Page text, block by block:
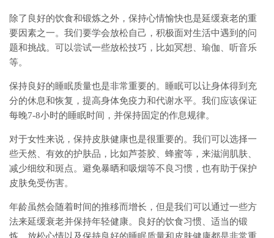
除了良好的饮食和锻炼之外，保持心情愉快也是延缓衰老的重
要因素之一。我们要学会放松自己，积极面对生活中遇到的问
题和挑战。可以尝试一些放松技巧，比如冥想、瑜伽、听音乐
等。
保持良好的睡眠质量也是非常重要的。睡眠可以让身体得到充
分的休息和恢复，提高身体免疫力和代谢水平。我们应该保证
每晚7-8小时的睡眠时间，并保持固定的作息规律。
对于女性来说，保持皮肤健康也是很重要的。我们可以选择一
些天然、有效的护肤品，比如芦荟胶、蜂蜜等，来滋润肌肤、
减少细纹和斑点。避免暴晒和吸烟等不良习惯，也有助于保护
皮肤免受伤害。
年龄虽然会随着时间的推移而增长，但是我们可以通过一些方
法来延缓衰老并保持年轻健康。良好的饮食习惯、适当的锻